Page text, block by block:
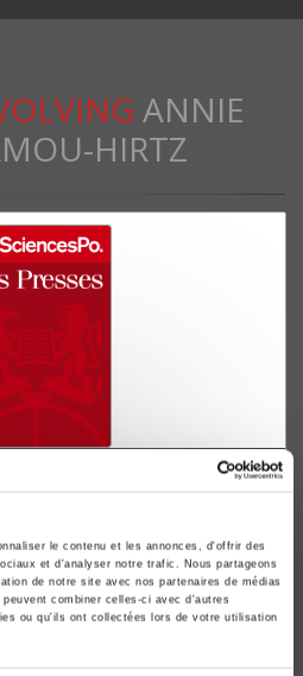
le contenu et les annonces, d'offrir des
et d'analyser notre trafic. Nous partageons
de notre site avec nos partenaires de médias
combiner celles-ci avec d'autres
ou qu'ils ont collectées lors de votre utilisation
ANNIE
HIRTZ
dans la sidérurgie
du 19;ze siècle